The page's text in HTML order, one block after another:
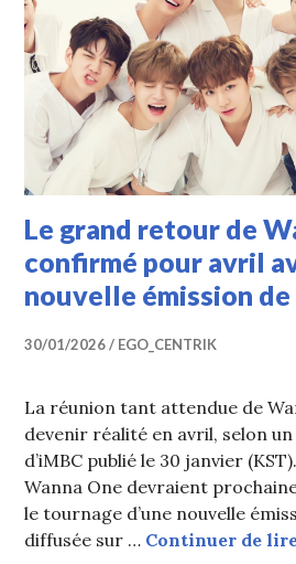
Le grand retour de
confirmé pour avril
nouvelle émission
30/01/2026 EGO_CENTRIK
La réunion tant attendue de
devenir réalité en avril, selon
d’iMBC publié le 30 janvier
Wanna One devraient
le tournage d’une nouvelle
diffusée sur … Continuer de